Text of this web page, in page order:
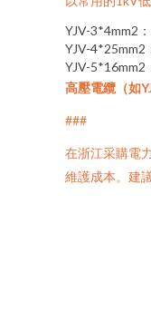
YJV-3*4mm2
YJV-
YJV-
高壓電纜（如
###
在浙江采購電
維護成本。建